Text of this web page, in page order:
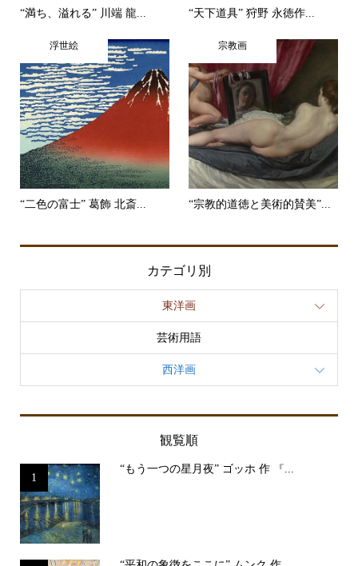
“満ち、溢れる” 川端 龍... “天下道具” 狩野 永徳作...
浮世絵
“二色の富士” 葛飾 北斎...
宗教画
“宗教的道徳と美術的賛美”...
カテゴリ別
東洋画
芸術用語
西洋画
観覧順
1
“もう一つの星月夜” ゴッホ 作 『...